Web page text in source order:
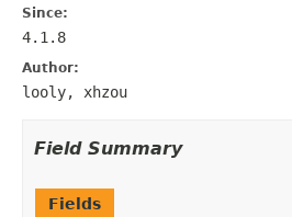
Since:
4.1.8
Author:
looly, xhzou
Field Summary
Fields